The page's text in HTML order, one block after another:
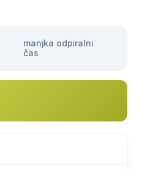
manjka odpiralni
čas